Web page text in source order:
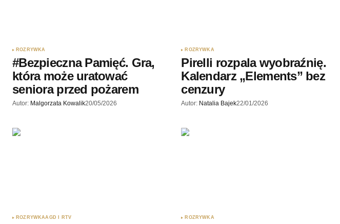
ROZRYWKA
#Bezpieczna Pamięć. Gra,
która może uratować
seniora przed pożarem
Autor: Malgorzata Kowalik20/05/2026
ROZRYWKA
Pirelli rozpala wyobraźnię.
Kalendarz „Elements” bez
cenzury
Autor: Natalia Bajek22/01/2026
ROZRYWKAAGD I RTV ROZRYWKA